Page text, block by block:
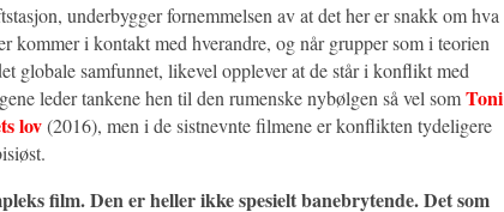
underbygger fornemmelsen av at det her er snakk om hva
kommer i kontakt med hverandre, og når grupper som i teorien
globale samfunnet, likevel opplever at de står i konflikt med
leder tankene hen til den rumenske nybølgen så vel somToni
lov(2016), men i de sistnevnte filmene er konflikten tydeligere
film. Den er heller ikke spesielt banebrytende. Det som